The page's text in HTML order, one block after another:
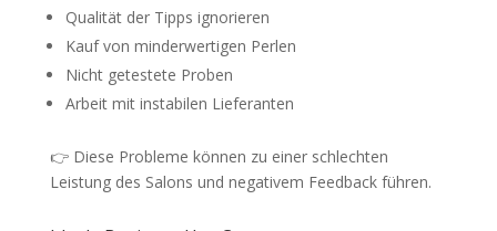
Qualität der Tipps ignorieren
Kauf von minderwertigen Perlen
Nicht getestete Proben
Arbeit mit instabilen Lieferanten
👉 Diese Probleme können zu einer schlechten
Leistung des Salons und negativem Feedback führen.